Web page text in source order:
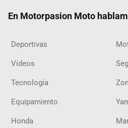
En Motorpasion Moto
Deportivas
Vídeos
Tecnología
Equipamiento
Honda